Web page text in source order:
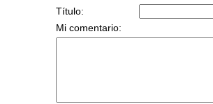
Título:
Mi comentario: